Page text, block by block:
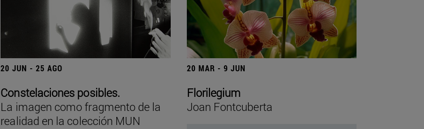
20 JUN - 25 AGO
Constelaciones posibles.
La imagen como fragmento de la
realidad en la colección MUN
20 MAR - 9 JUN
Florilegium
Joan Fontcuberta